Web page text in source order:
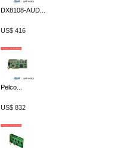
DX8108-AUD...
US$ 416
Pelco...
US$ 832